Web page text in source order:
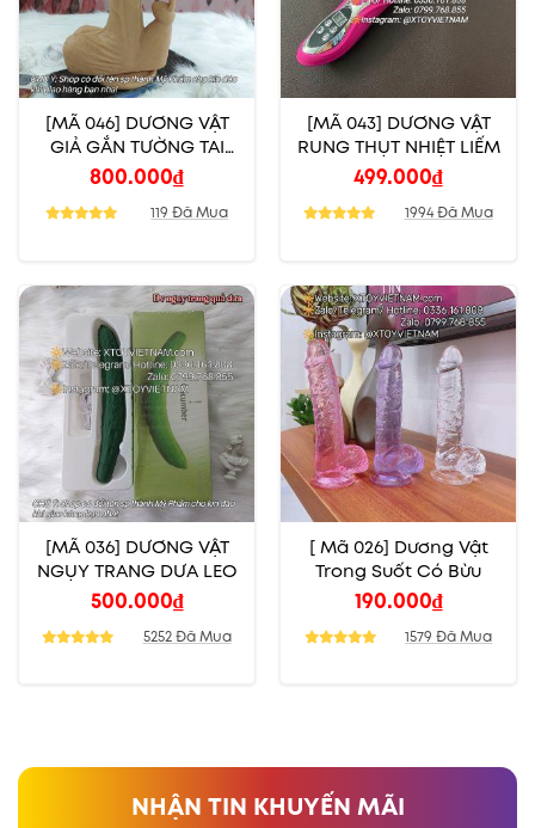
[MÃ 046] DƯƠNG VẬT
GIẢ GẮN TƯỜNG TAI
THỎ CAO CẤP CÓ
800.000₫
119 Đã Mua
[MÃ 043] DƯƠNG VẬT
RUNG THỤT NHIỆT LIẾM
499.000₫
1994 Đã Mua
[MÃ 036] DƯƠNG VẬT
NGỤY TRANG DƯA LEO
500.000₫
5252 Đã Mua
[ Mã 026] Dương Vật
Trong Suốt Có Bừu
190.000₫
1579 Đã Mua
NHẬN TIN KHUYẾN MÃI